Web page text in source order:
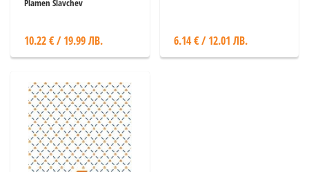
Plamen Slavchev
10.22 € / 19.99 ЛВ.
6.14 € / 12.01 ЛВ.